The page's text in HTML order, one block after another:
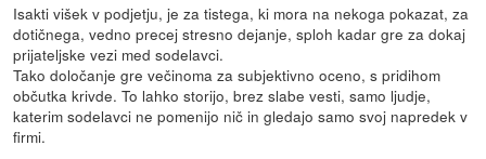
Isakti višek v podjetju, je za tistega, ki mora na nekoga pokazat, za
dotičnega, vedno precej stresno dejanje, sploh kadar gre za dokaj
prijateljske vezi med sodelavci.
Tako določanje gre večinoma za subjektivno oceno, s pridihom
občutka krivde. To lahko storijo, brez slabe vesti, samo ljudje,
katerim sodelavci ne pomenijo nič in gledajo samo svoj napredek v
firmi.